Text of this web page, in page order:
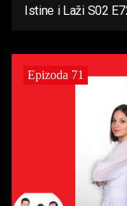
Istine i Laži S02
Epizoda 71